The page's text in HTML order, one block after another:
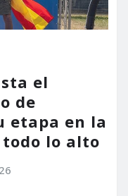
el
de
etapa en la
lo alto